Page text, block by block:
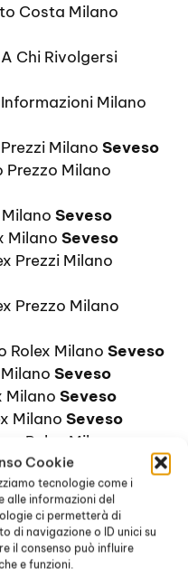
Cookie
tecnologie come i
alle informazioni del
ci permetterà di
di navigazione o ID unici su
il consenso può influire
e funzioni.
Costa Milano
Chi Rivolgersi
Milano
Milano Seveso
Prezzo Milano
Seveso
Milano Seveso
Prezzi Milano
Prezzo Milano
Rolex Milano Seveso
Seveso
Milano Seveso
Milano Seveso
Rolex Milano
Prezzi Milano
Prezzo Milano